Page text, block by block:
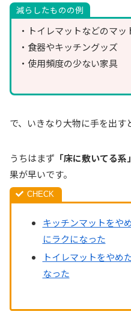
減らしたものの例
・トイレマットなどのマッ
・食器やキッチングッズ
・使用頻度の少ない家具
で、いきなり大物に手を出す
うちはまず 「床に敷いてる系」
果が早いです。
キッチンマットをや
にラクになった
トイレマットをやめ
なった